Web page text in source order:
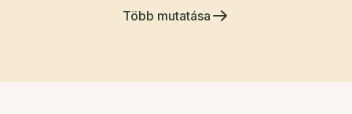
Több mutatása